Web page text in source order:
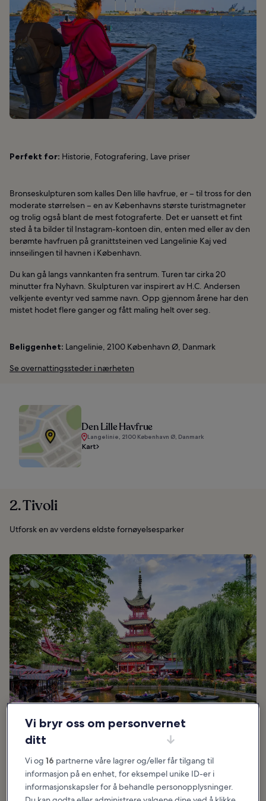
Perfekt for: Historie, Fotografering, Lave priser
Bronseskulpturen som kalles Den lille havfrue, er – til tross for den
moderate størrelsen – en av Københavns største turistmagneter
og trolig også blant de mest fotograferte. Det er uansett et fint
sted å ta bilder til Instagram-kontoen din, enten med eller av den
berømte havfruen på granittsteinen ved Langelinie Kaj ved
innseilingen til havnen i København.
Du kan gå langs vannkanten fra sentrum. Turen tar cirka 20
minutter fra Nyhavn. Skulpturen var inspirert av H.C. Andersen
velkjente eventyr ved samme navn. Opp gjennom årene har den
mistet hodet flere ganger og fått maling helt over seg.
Beliggenhet: Langelinie, 2100 København Ø, Danmark
Se overnattingssteder i nærheten
Den Lille Havfrue
Langelinie, 2100 København Ø, Danmark
Kart
2. Tivoli
Utforsk en av verdens eldste fornøyelsesparker
Perfekt for: Par, Familier, Fotografering, Spenning
Med sine mange vakre blomster, fontener, lamper og farger er
Vi bryr oss om personvernet
ditt
Vi og 16 partnerne våre lagrer og/eller får tilgang til
informasjon på en enhet, for eksempel unike ID-er i
informasjonskapsler for å behandle personopplysninger.